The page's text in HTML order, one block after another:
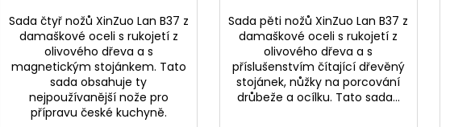
Sada čtyř nožů XinZuo Lan B37 z
damaškové oceli s rukojetí z
olivového dřeva a s
magnetickým stojánkem. Tato
sada obsahuje ty
nejpoužívanější nože pro
přípravu české kuchyně.
Sada pěti nožů XinZuo Lan B37 z
damaškové oceli s rukojetí z
olivového dřeva a s
příslušenstvím čítající dřevěný
stojánek, nůžky na porcování
drůbeže a ocílku. Tato sada...